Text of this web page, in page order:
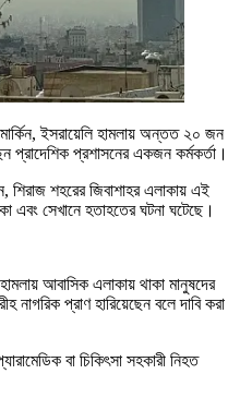
ইসরায়েলি হামলায় অন্তত ২০ জন
প্রশাসনের একজন কর্মকর্তা।
শিরাজ শহরের জিবাশাহর এলাকায় এই
এবং সেখানে হতাহতের ঘটনা ঘটেছে।
হামলায় আবাসিক এলাকায় থাকা মানুষদের
নাগরিক প্রাণ হারিয়েছেন বলে দাবি করা
বা চিকিৎসা সহকারী নিহত